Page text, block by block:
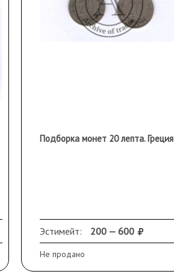
Подборка монет 20 лепта. Греция
Эстимейт: 200 — 600
Не продано